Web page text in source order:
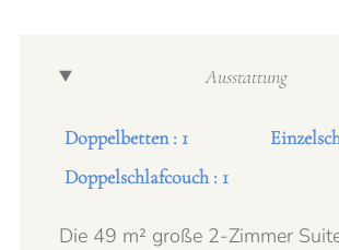
Ausstattung
Doppelbetten : 1
Doppelschlafcouch : 1
Die 49 m² große 2-Zimmer